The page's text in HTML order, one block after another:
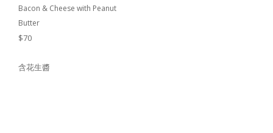
Bacon & Cheese with Peanut
Butter
$70
含花生醬